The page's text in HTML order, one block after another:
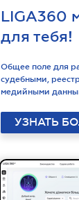
LIGA360
для тебя!
Общее поле для
судебными,
медийными
УЗНАТЬ